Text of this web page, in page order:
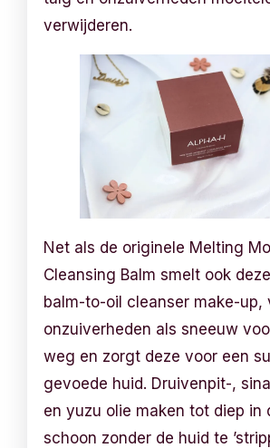
verwijderen.
Net als de originele Melting
Cleansing Balm smelt ook
balm-to-oil cleanser make-up,
onzuiverheden als sneeuw
weg en zorgt deze voor een
gevoede huid. Druivenpit-,
en yuzu olie maken tot diep in
schoon zonder de huid te